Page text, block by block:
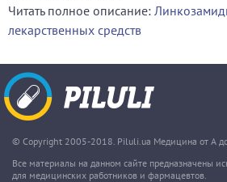
Читать полное описание:
лекарственных средств
© Copyright 2005-2018. Piluli.ua Медицина от А
Все материалы на данном сайте предназначены
для медицинских работников и фармацевтов.